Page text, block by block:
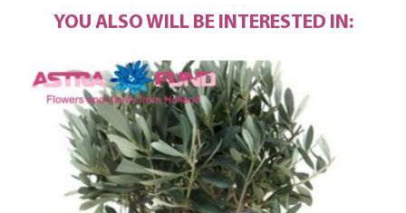
YOU ALSO WILL BE INTERESTED IN: